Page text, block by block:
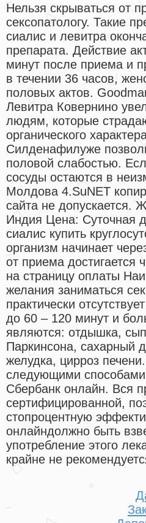
Нельзя скрываться от
сексопатологу. Такие
сиалис и левитра
препарата. Действие
минут после приема и
в течении 36 часов,
половых актов.
Левитра Ковернино
людям, которые
органического
Силденафилуже
половой слабостью.
сосуды остаются в
Молдова 4.SuNET
сайта не допускается.
Индия Цена: Суточная
сиалис купить
организм начинает
от приема достигается
на страницу оплаты
желания заниматься
практически
до 60 – 120 минут и
являются: отдышка,
Паркинсона, сахарный
желудка, цирроз
следующими
Сбербанк онлайн. Вся
сертифицированной,
стопроцентную
онлайндолжно быть
употребление этого
крайне не